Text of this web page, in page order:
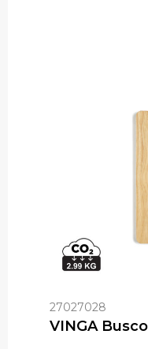
27027028